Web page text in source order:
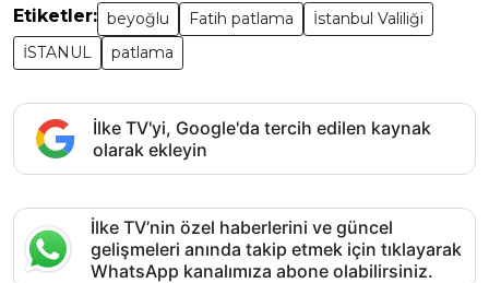
Etiketler: beyoğlu Fatih patlama
İstanbul Valiliği
İSTANUL
patlama
İlke TV'yi, Google'da tercih edilen kaynak
olarak ekleyin
İlke TV’nin özel haberlerini ve güncel
gelişmeleri anında takip etmek için tıklayarak
WhatsApp kanalımıza abone olabilirsiniz.